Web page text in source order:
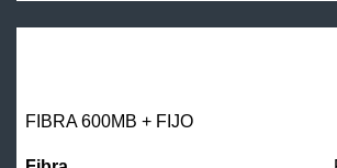
FIBRA 600MB + FIJO